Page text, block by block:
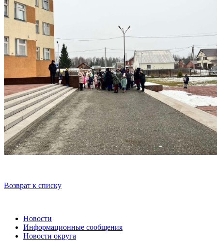
Возврат к списку
Новости
Информационные сообщения
Новости округа